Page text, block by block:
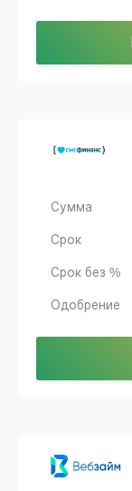
Сумма
Срок
Срок без %
Одобрение